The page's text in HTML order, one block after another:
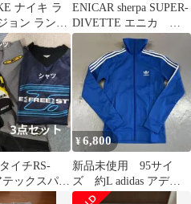
ナイキ ラ
ョン ランニ
トパンツ タ
ENICAR sherpa SUPER-
DIVETTE エニカ シ
ェルパ スーパーディ
ベッタ 1960年代製
イチRS-
ックスパン
グローブ3点
¥6,800
新品未使用 95サイ
ズ 約L adidas アディ
ダストラックジャケッ